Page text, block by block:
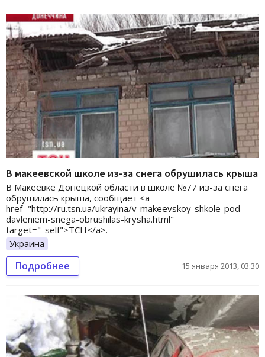
В макеевской школе из-за снега обрушилась крыша
В Макеевке Донецкой области в школе №77 из-за снега
обрушилась крыша, сообщает <a
href="http://ru.tsn.ua/ukrayina/v-makeevskoy-shkole-pod-
davleniem-snega-obrushilas-krysha.html"
target="_self">ТСН</a>.
Украина
Подробнее 15 января 2013, 03:30